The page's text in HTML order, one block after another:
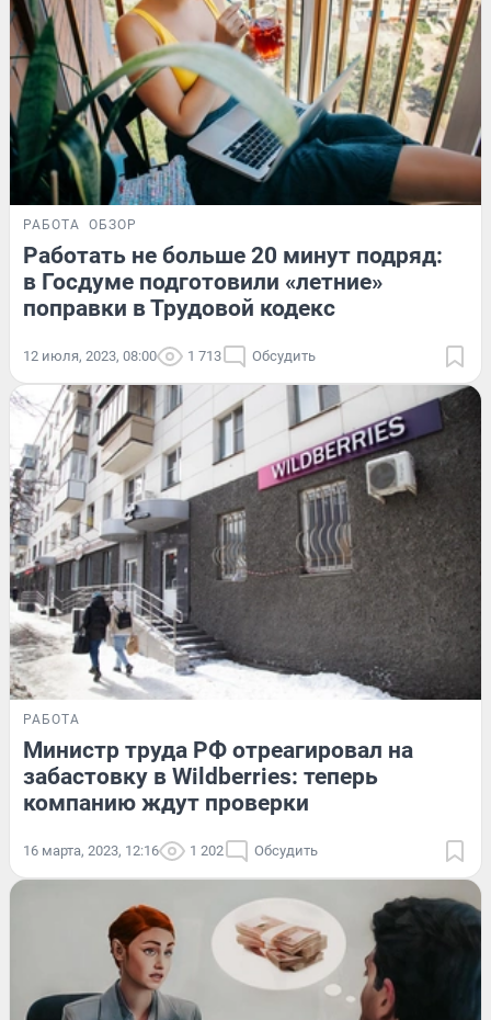
РАБОТА ОБЗОР
Работать не больше 20 минут подряд:
в Госдуме подготовили «летние»
поправки в Трудовой кодекс
12 июля, 2023, 08:00 1 713 Обсудить
РАБОТА
Министр труда РФ отреагировал на
забастовку в Wildberries: теперь
компанию ждут проверки
16 марта, 2023, 12:16 1 202 Обсудить